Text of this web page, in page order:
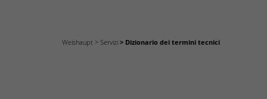
Weishaupt Servizi Dizionario dei termini tecnici